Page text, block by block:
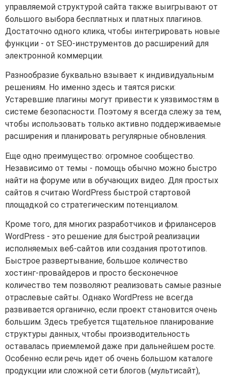
управляемой структурой сайта также выигрывают от
большого выбора бесплатных и платных плагинов.
Достаточно одного клика, чтобы интегрировать новые
функции - от SEO-инструментов до расширений для
электронной коммерции.
Разнообразие буквально взывает к индивидуальным
решениям. Но именно здесь и таятся риски:
Устаревшие плагины могут привести к уязвимостям в
системе безопасности. Поэтому я всегда слежу за тем,
чтобы использовать только активно поддерживаемые
расширения и планировать регулярные обновления.
Еще одно преимущество: огромное сообщество.
Независимо от темы - помощь обычно можно быстро
найти на форуме или в обучающих видео. Для простых
сайтов я считаю WordPress быстрой стартовой
площадкой со стратегическим потенциалом.
Кроме того, для многих разработчиков и фрилансеров
WordPress - это решение для быстрой реализации
исполняемых веб-сайтов или создания прототипов.
Быстрое развертывание, большое количество
хостинг-провайдеров и просто бесконечное
количество тем позволяют реализовать самые разные
отраслевые сайты. Однако WordPress не всегда
развивается органично, если проект становится очень
большим. Здесь требуется тщательное планирование
структуры данных, чтобы производительность
оставалась приемлемой даже при дальнейшем росте.
Особенно если речь идет об очень большом каталоге
продукции или сложной сети блогов (мультисайт),